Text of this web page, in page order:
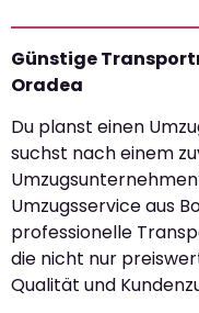
Günstige
Oradea
Du planst einen
suchst nach einem
Umzugsservice aus
professionelle
die nicht nur
Qualität und